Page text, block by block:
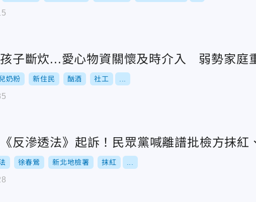
子斷炊...愛心物資關懷及時介入 弱勢家庭
奶粉 新住民 酗酒 社工
反滲透法》起訴！民眾黨喊離譜批檢方抹紅
徐春鶯 新北地檢署 抹紅